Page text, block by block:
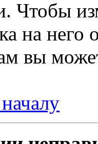
Чтобы
на него
вы